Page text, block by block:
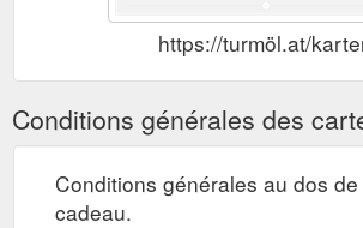
https://turmöl.at/
Conditions générales des
Conditions générales au dos
cadeau.